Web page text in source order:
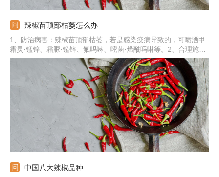
辣椒苗顶部枯萎怎么办
1、防治病害：辣椒苗顶部枯萎，若是感染疫病导致的，可喷洒甲
霜灵·锰锌、霜脲·锰锌、氟吗啉、嘧菌·烯酰吗啉等。2、合理施
肥：若是施肥不当导致的，可减少氮肥施加，多施腐熟有机肥、磷
钾肥。3、补充水分：若是缺少水分导致的，可及时浇灌水分。4、
遮阴通风：若是暴晒高温导致的，可注意遮阴，避开直射光，加强
中国八大辣椒品种